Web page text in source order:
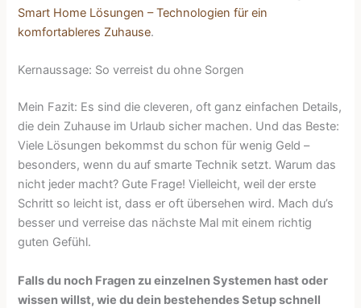
Smart Home Lösungen – Technologien für ein
komfortableres Zuhause.
Kernaussage: So verreist du ohne Sorgen
Mein Fazit: Es sind die cleveren, oft ganz einfachen Details,
die dein Zuhause im Urlaub sicher machen. Und das Beste:
Viele Lösungen bekommst du schon für wenig Geld –
besonders, wenn du auf smarte Technik setzt. Warum das
nicht jeder macht? Gute Frage! Vielleicht, weil der erste
Schritt so leicht ist, dass er oft übersehen wird. Mach du’s
besser und verreise das nächste Mal mit einem richtig
guten Gefühl.
Falls du noch Fragen zu einzelnen Systemen hast oder
wissen willst, wie du dein bestehendes Setup schnell